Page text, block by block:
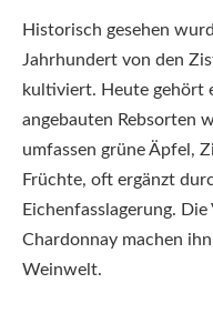
Historisch gesehen
Jahrhundert von den
kultiviert. Heute gehört
angebauten Rebsorten
umfassen grüne Äpfel,
Früchte, oft ergänzt
Eichenfasslagerung.
Chardonnay machen
Weinwelt.